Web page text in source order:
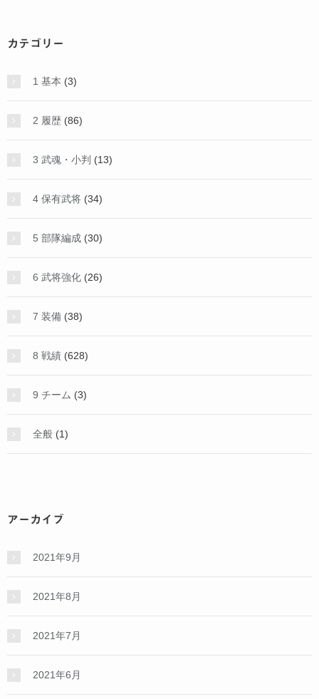
カテゴリー
1 基本 (3)
2 履歴 (86)
3 武魂・小判 (13)
4 保有武将 (34)
5 部隊編成 (30)
6 武将強化 (26)
7 装備 (38)
8 戦績 (628)
9 チーム (3)
全般 (1)
アーカイブ
2021年9月
2021年8月
2021年7月
2021年6月